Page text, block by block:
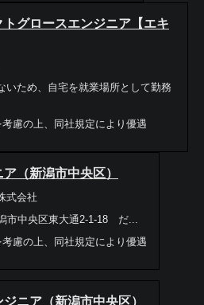
トグロースエンジニア【エキ
いため、自宅を就業場所として勤務
慮の上、同社規定により優遇
（新潟市中央区）
式会社
市中央区東大通2-1-18 だ...
慮の上、同社規定により優遇
ニア（新潟市中央区）